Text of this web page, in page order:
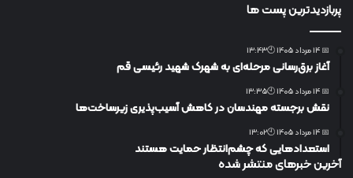
پربازدیدترین پست ها
📅 14 مرداد 1405 🕙13:43
آغاز برق‌رسانی مرحله‌ای به شهرک شهید رئیسی قم
📅 14 مرداد 1405 🕙13:35
نقش برجسته مهندسان در کاهش آسیب‌پذیری زیرساخت‌ها
📅 14 مرداد 1405 🕙13:02
استعدادهایی که چشم‌انتظار حمایت هستند
آخرین خبرهای منتشر شده